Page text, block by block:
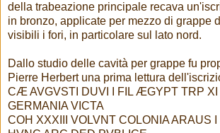
della trabeazione principale recava
in bronzo, applicate per mezzo di grappe
visibili i fori, in particolare sul lato nord.
Dallo studio delle cavità per grappe fu
Pierre Herbert una prima lettura
CÆ AVGVSTI DUVI I FIL ÆGYPT TRP XI
GERMANIA VICTA
COH XXXIII VOLVNT COLONIA ARAUS